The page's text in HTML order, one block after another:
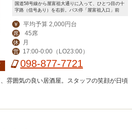
国道58号線から屋富祖大通りに入って、ひとつ目の十
字路（信号あり）を右折。バス停「屋富祖入口」前
￥ 平均予算 2,000円台
席 45席
休 月
営 17:00-0:00（LO23:00）
098-877-7721
雰囲気の良い居酒屋。スタッフの笑顔が日頃